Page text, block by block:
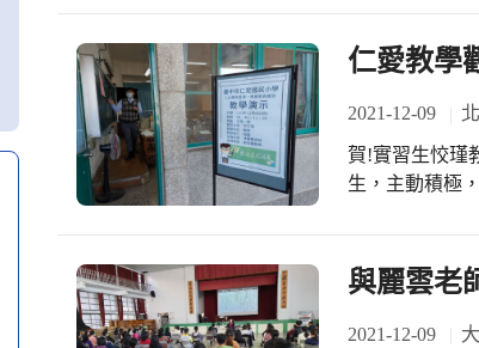
的失落。」因
是無條件的愛，不會因為犯
曾經因為咬傷
牠帶著黑狗幫
尋找家人，而
其他5隻流浪狗
的愛不因為牠當
物。內容真的是好溫馨感人！ 602王奕
仁愛教學
2021-12-09
賀!實習生恔瑾教學演示順
生，主動積極
生的高創意證
學生的腦海中卻是「波濤洶湧」哩!
動。輔導秉慧
與麗雲老
2021-12-09